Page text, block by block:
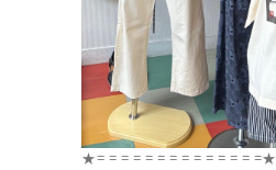
★= = = = = = = = = = = = = =★